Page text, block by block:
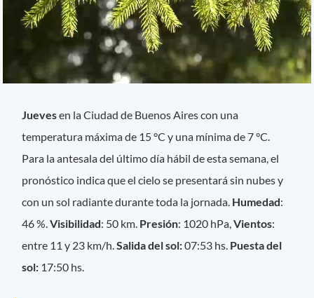
Juevesen la Ciudad de Buenos Aires con una
temperatura máxima de 15 °C y una mínima de 7 °C.
Para la antesala del último día hábil de esta semana, el
pronóstico indica que el cielo se presentará sin nubes y
con un sol radiante durante toda la jornada. Humedad:
46 %.Visibilidad: 50 km. Presión: 1020 hPa,Vientos:
entre 11 y 23 km/h. Salida del sol:07:53 hs. Puesta del
sol: 17:50 hs.